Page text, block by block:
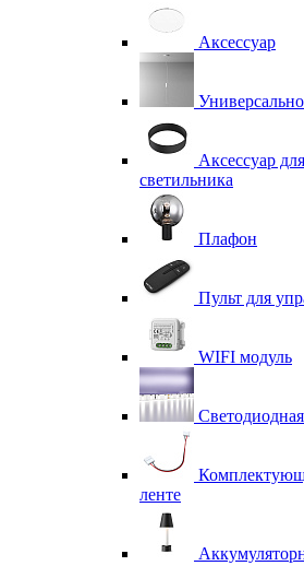
Аксессуар
Аксессуар
светильника
Плафон
Пульт для
WIFI модуль
ленте